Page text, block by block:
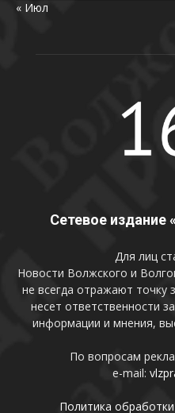
« Июл
Сетевое издание
Для лиц
Новости Волжского и
не всегда отражают точку
несет ответственности
информации и мнения,
По вопросам
e-mail:
Политика